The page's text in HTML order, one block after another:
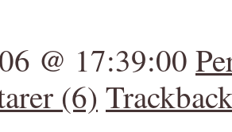
@ 17:39:00
(6)